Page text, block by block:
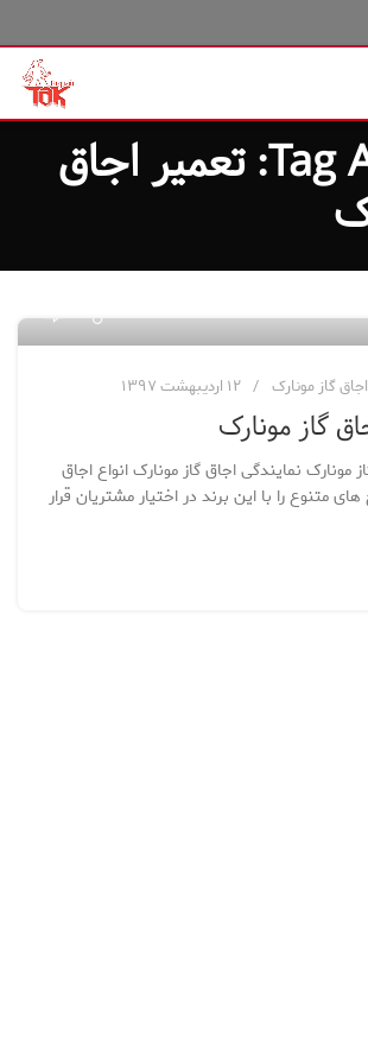
Tag Archives: تعمیر اجاق
گاز مونارک ۱۲ اردیبهشت ۱۳۹۷
گاز مونارک
مونارک نمایندگی اجاق گاز مونارک انواع اجاق
متنوع را با این برند در اختیار مشتریان قرار